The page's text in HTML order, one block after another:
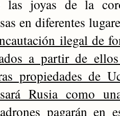
las joyas de la
en diferentes
ilegal de
a partir de
propiedades de
Rusia como
pagarán en